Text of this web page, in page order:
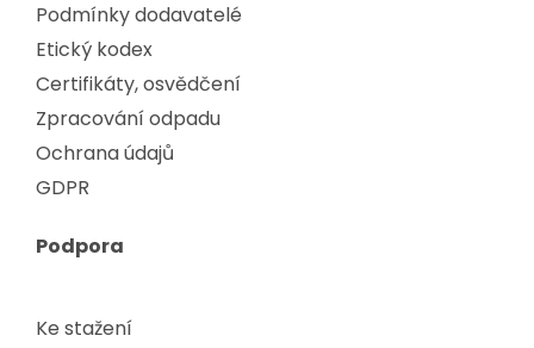
Podmínky dodavatelé
Etický kodex
Certifikáty, osvědčení
Zpracování odpadu
Ochrana údajů
GDPR
Podpora
Ke stažení